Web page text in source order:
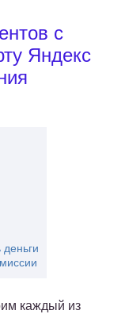
с
Яндекс
каждый из